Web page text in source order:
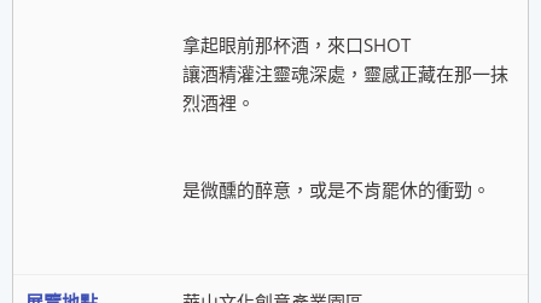
拿起眼前那杯酒，來口SHOT
讓酒精灌注靈魂深處，靈感正藏在那一抹
烈酒裡。
是微醺的醉意，或是不肯罷休的衝勁。